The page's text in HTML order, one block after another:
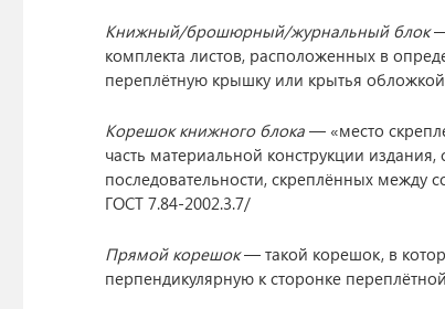
Книжный/брошюрный/журнальный блок—
комплекта листов, расположенных в
переплётную крышку или крытья
Корешок книжного блока— «место
часть материальной конструкции
последовательности, скреплённых между
ГОСТ 7.84-2002.3.7/
Прямой корешок— такой корешок, в
перпендикулярную к сторонке